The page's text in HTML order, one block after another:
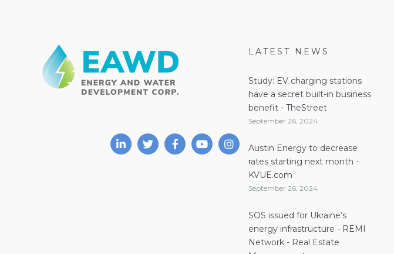
LATEST NEWS
Study: EV charging stations
have a secret built-in business
benefit - TheStreet
September 26, 2024
Austin Energy to decrease
rates starting next month -
KVUE.com
September 26, 2024
SOS issued for Ukraine’s
energy infrastructure - REMI
Network - Real Estate